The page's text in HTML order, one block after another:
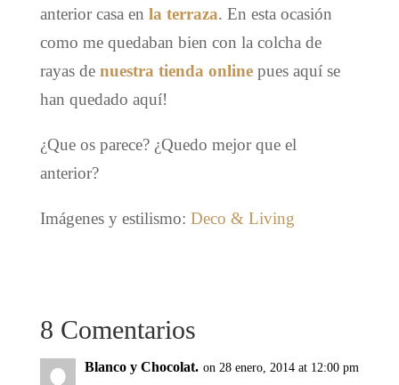
anterior casa en la terraza. En esta ocasión
como me quedaban bien con la colcha de
rayas de nuestra tienda onlinepues aquí se
han quedado aquí!
¿Que os parece? ¿Quedo mejor que el
anterior?
Imágenes y estilismo: Deco & Living
8 Comentarios
Blanco y Chocolat. on 28 enero, 2014 at 12:00 pm